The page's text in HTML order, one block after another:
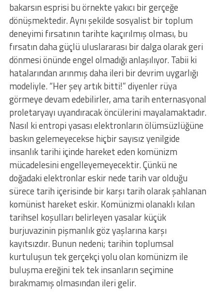
bakarsın esprisi bu örnekte yakıcı bir gerçeğe
dönüşmektedir. Aynı şekilde sosyalist bir toplum
deneyimi fırsatının tarihte kaçırılmış olması, bu
fırsatın daha güçlü uluslararası bir dalga olarak geri
dönmesi önünde engel olmadığı anlaşılıyor. Tabii ki
hatalarından arınmış daha ileri bir devrim uygarlığı
modeliyle. “Her şey artık bitti!” diyenler rüya
görmeye devam edebilirler, ama tarih enternasyonal
proletaryayı uyandıracak öncülerini mayalamaktadır.
Nasıl ki entropi yasası elektronların ölümsüzlüğüne
baskın gelemeyecekse hiçbir sayısız yenilgide
insanlık tarihi içinde hareket eden komünizm
mücadelesini engelleyemeyecektir. Çünkü ne
doğadaki elektronlar eskir nede tarih var olduğu
sürece tarih içerisinde bir karşı tarih olarak şahlanan
komünist hareket eskir. Komünizmi olanaklı kılan
tarihsel koşulları belirleyen yasalar küçük
burjuvazinin pişmanlık göz yaşlarına karşı
kayıtsızdır. Bunun nedeni; tarihin toplumsal
kurtuluşun tek gerçekçi yolu olan komünizm ile
buluşma ereğini tek tek insanların seçimine
bırakmamış olmasından ileri gelir.